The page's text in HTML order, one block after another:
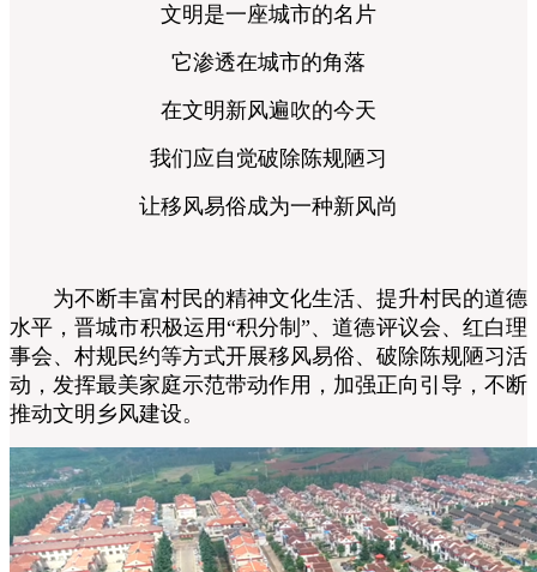
文明是一座城市的名片
它渗透在城市的角落
在文明新风遍吹的今天
我们应自觉破除陈规陋习
让移风易俗成为一种新风尚
为不断丰富村民的精神文化生活、提升村民的道德
水平，晋城市积极运用“积分制”、道德评议会、红白理
事会、村规民约等方式开展移风易俗、破除陈规陋习活
动，发挥最美家庭示范带动作用，加强正向引导，不断
推动文明乡风建设。